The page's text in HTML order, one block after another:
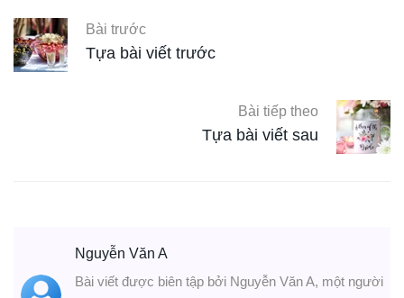
Bài trước
Tựa bài viết trước
Bài tiếp theo
Tựa bài viết sau
Nguyễn Văn A
Bài viết được biên tập bởi Nguyễn Văn A, một người